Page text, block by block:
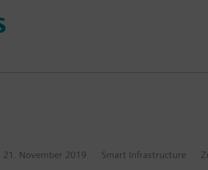
21. November 2019 Smart Infrastructure